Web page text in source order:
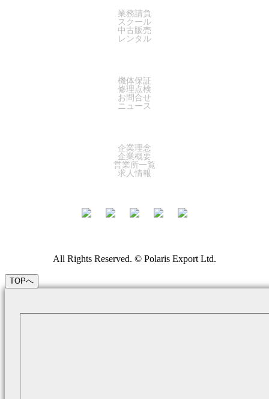
業務請負
スクール
中古販売
レンタル
機体保証
修理点検
お問合せ
ニュース
企業理念
企業概要
営業所一覧
求人情報
All Rights Reserved. © Polaris Export Ltd.
TOPへ